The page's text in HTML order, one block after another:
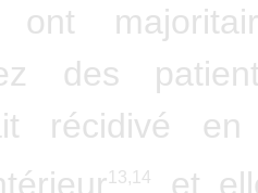
des
récidivé en
13,14
et